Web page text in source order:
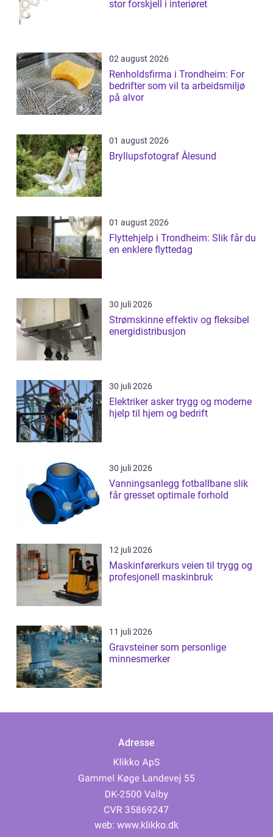
stor forskjell i interiøret
02 august 2026
Renholdsfirma i Trondheim: For
bedrifter som vil ta arbeidsmiljø
på alvor
01 august 2026
Bryllupsfotograf Ålesund
01 august 2026
Flyttehjelp i Trondheim: Slik får du
en enklere flyttedag
30 juli 2026
Strømskinne effektiv og fleksibel
energidistribusjon
30 juli 2026
Elektriker asker trygg og moderne
hjelp til hjem og bedrift
30 juli 2026
Vanningsanlegg fotballbane slik
får gresset optimale forhold
12 juli 2026
Maskinførerkurs veien til trygg og
profesjonell maskinbruk
11 juli 2026
Gravsteiner som personlige
minnesmerker
Adresse
web: www.klikko.dk